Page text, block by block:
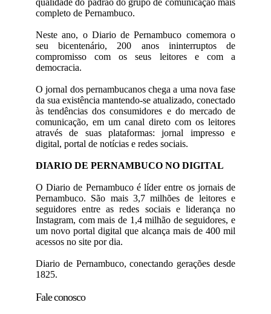
qualidade do padrão do grupo de comunicação mais
completo de Pernambuco.
Neste ano, o Diario de Pernambuco comemora o
seu bicentenário, 200 anos ininterruptos de
compromisso com os seus leitores e com a
democracia.
O jornal dos pernambucanos chega a uma nova fase
da sua existência mantendo-se atualizado, conectado
às tendências dos consumidores e do mercado de
comunicação, em um canal direto com os leitores
através de suas plataformas: jornal impresso e
digital, portal de notícias e redes sociais.
DIARIO DE PERNAMBUCO NO DIGITAL
O Diario de Pernambuco é líder entre os jornais de
Pernambuco. São mais 3,7 milhões de leitores e
seguidores entre as redes sociais e liderança no
Instagram, com mais de 1,4 milhão de seguidores, e
um novo portal digital que alcança mais de 400 mil
acessos no site por dia.
Diario de Pernambuco, conectando gerações desde
1825.
Fale conosco